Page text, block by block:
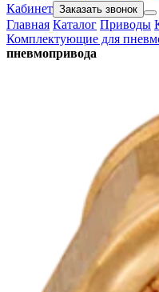
Кабинет Заказать звонок
Главная Каталог Приводы
Комплектующие для
пневмопривода